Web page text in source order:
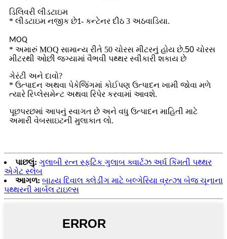
ડિલિવરી લીડટાઇમ
* લીડટાઇમ નજીક છે1- કન્ટેનર દીઠ 3 અઠવાડિયા.
MOQ
* અમારું MOQ સામાન્ય રીતે 50 ચોરસ મીટરનું હોય છે.50 ચોરસ
મીટરથી ઓછી જગ્યામાં વૈભવી પથ્થર સ્વીકારી શકાય છે
ગેરંટી અને દાવો?
* ઉત્પાદન અથવા પેકેજિંગમાં કોઈપણ ઉત્પાદન ખામી જોવા મળે
ત્યારે રિપ્લેસમેન્ટ અથવા રિપેર કરવામાં આવશે.
પૂછપરછમાં આપનું સ્વાગત છે અને વધુ ઉત્પાદન માહિતી માટે
અમારી વેબસાઇટની મુલાકાત લો.
પાછલું: ગુલાબી રત્ન સ્ફટિક ગુલાબ ક્વાર્ટઝ અર્ધ કિંમતી પથ્થર
એગેટ સ્લેબ
આગળ: બાહ્ય દિવાલ ક્લેડીંગ માટે બલ્ગેરિયા વ્રત્ઝા બેજ ચૂનાના
પથ્થરની માર્બલ ટાઇલ્સ